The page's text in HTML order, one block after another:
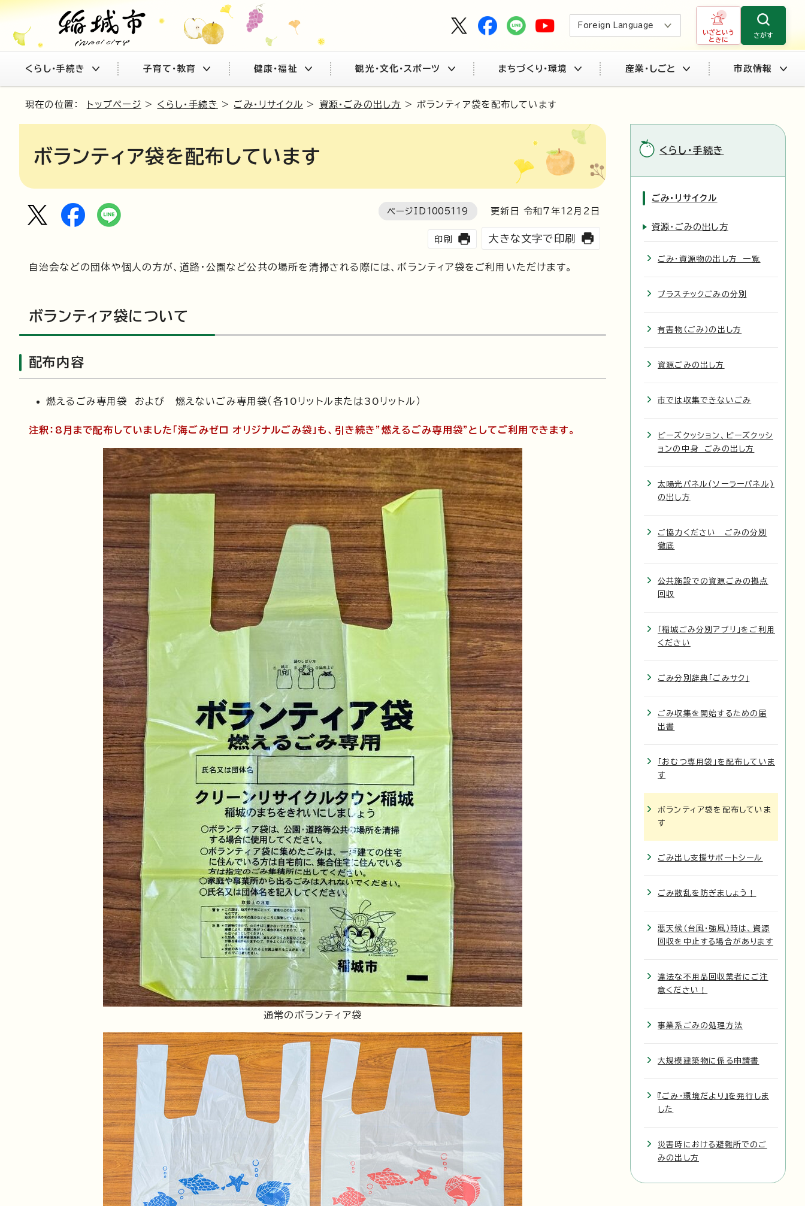
Foreign Language
いざという
ときに
さがす
くらし・手続き 子育て・教育 健康・福祉 観光・文化・スポーツ まちづくり・環境 産業・しごと 市政情報
現在の位置： トップページ > くらし・手続き > ごみ・リサイクル > 資源・ごみの出し方 > ボランティア袋を配布しています
ボランティア袋を配布しています
ページID 1005119 更新日 令和7年12 月2日
印刷 大きな文字で印刷
自治会などの団体や個人の方が、道路・公園など公共の場所を清掃される際には、ボランティア袋をご利用いただけます。
ボランティア袋について
配布内容
燃えるごみ専用袋 および 燃えないごみ専用袋（各10リットルまたは30リットル）
注釈：8月まで配布していました「海ごみゼロ オリジナルごみ袋」も、引き続き"燃えるごみ専用袋"としてご利用できます。
通常のボランティア袋
くらし・手続き
ごみ・リサイクル
資源・ごみの出し方
ごみ・資源物の出し方 一覧
プラスチックごみの分別
有害物（ごみ）の出し方
資源ごみの出し方
市では収集できないごみ
ビーズクッション、ビーズクッシ
ョンの中身 ごみの出し方
太陽光パネル(ソーラーパネル)
の出し方
ご協力ください ごみの分別
徹底
公共施設での資源ごみの拠点
回収
「稲城ごみ分別アプリ」をご利用
ください
ごみ分別辞典「ごみサク」
ごみ収集を開始するための届
出書
「おむつ専用袋」を配布していま
す
ボランティア袋を配布していま
す
ごみ出し支援サポートシール
ごみ散乱を防ぎましょう！
悪天候（台風・強風）時は、資源
回収を中止する場合があります
違法な不用品回収業者にご注
意ください！
事業系ごみの処理方法
大規模建築物に係る申請書
『ごみ・環境だより』を発行しま
した
災害時における避難所でのご
みの出し方